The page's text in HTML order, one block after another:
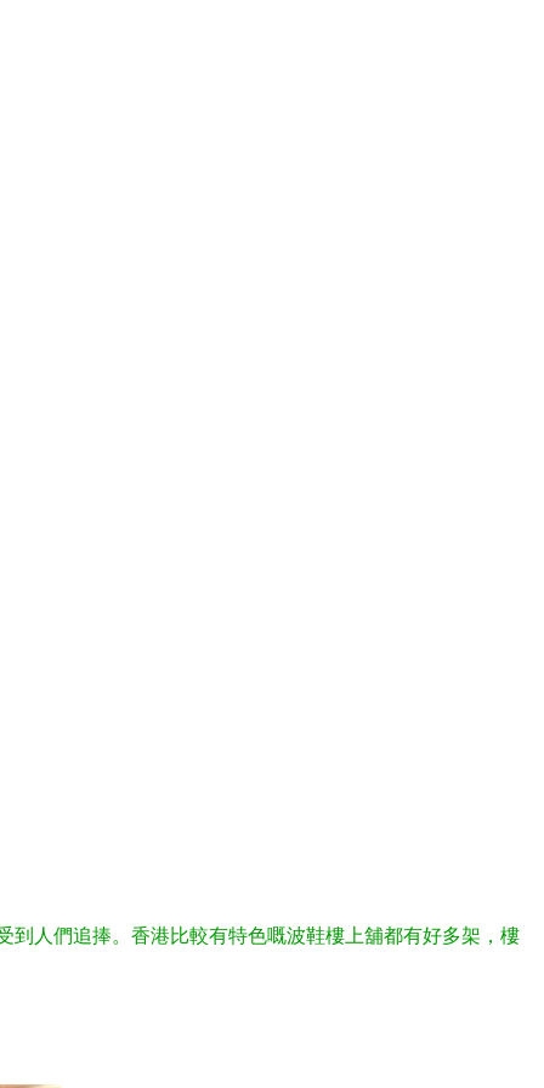
人們追捧。香港比較有特色嘅波鞋樓上舖都有好多架，樓